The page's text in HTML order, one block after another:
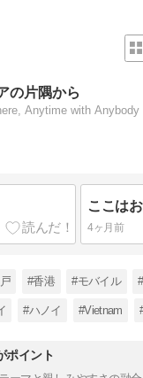
の片隅から
Anytime with Anybody
ここは
4ヶ月前
#香港 #モバイル
#ハノイ #Vietnam
ポイント